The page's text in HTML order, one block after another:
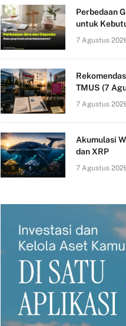
Perbedaan
untuk
7 Agustus
TMUS (7
7 Agustus
Akumulasi
dan XRP
7 Agustus